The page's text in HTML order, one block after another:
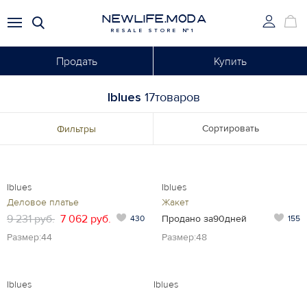
NEWLIFE.MODA
RESALE STORE №1
Продать Купить
Iblues 17товаров
Фильтры Сортировать
Iblues
Деловое платье
9 231 руб. 7 062 руб. 430
Размер:44
Iblues
Жакет
Продано за90дней
155
Размер:48
Iblues
Iblues